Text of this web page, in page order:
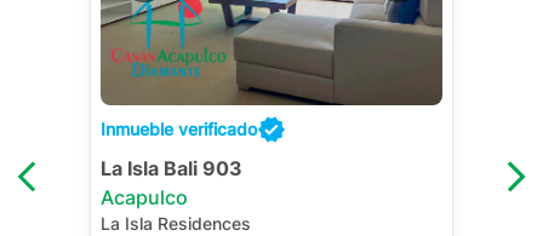
Inmueble verificado
La Isla Bali 903
Acapulco
La Isla Residences